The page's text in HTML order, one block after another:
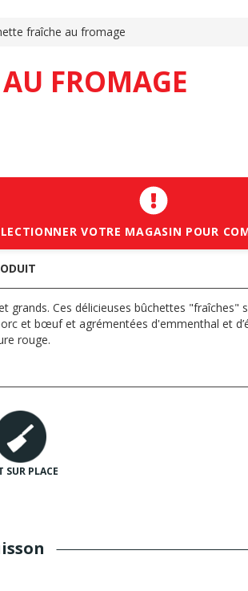
fraîche au fromage
FROMAGE
VOTRE MAGASIN POUR
grands. Ces délicieuses bûchettes "fraîches"
et bœuf et agrémentées d'emmenthal et
rouge.
SUR PLACE